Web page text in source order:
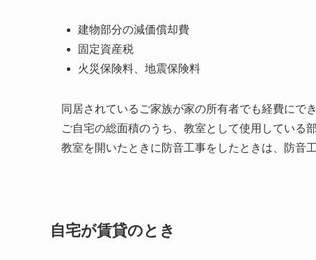
建物部分の減価償却費
固定資産税
火災保険料、地震保険料
同居されているご家族が家の所有者でも経費にでき
ご自宅の総面積のうち、教室として使用している
教室を開いたときに防音工事をしたときは、防音
自宅が賃貸のとき